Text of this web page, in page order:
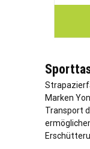
Marken
Transport